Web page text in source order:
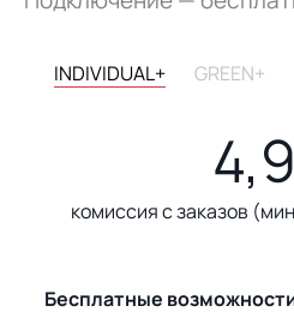
INDIVIDUAL+ GREEN+
4,9
комиссия с заказов
Бесплатные